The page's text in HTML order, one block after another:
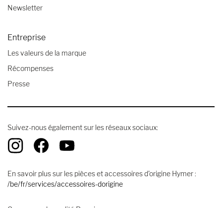
Newsletter
Entreprise
Les valeurs de la marque
Récompenses
Presse
Suivez-nous également sur les réseaux sociaux:
En savoir plus sur les pièces et accessoires d'origine Hymer :
/be/fr/services/accessoires-dorigine